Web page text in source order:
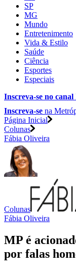
SP
MG
Mundo
Entretenimento
Vida & Estilo
Saúde
Ciência
Esportes
Especiais
Inscreva-se no canal
Inscreva-se na
Página Inicial
Colunas
Fábia Oliveira
Colunas
Fábia Oliveira
MP é
por falas